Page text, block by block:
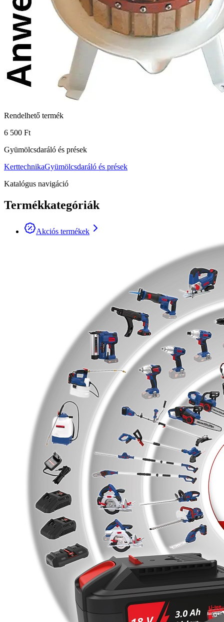
Rendelhető termék
6 500 Ft
Gyümölcsdaráló és prések
KerttechnikaGyümölcsdaráló és prések
Katalógus navigáció
Termékkategóriák
Akciós termékek